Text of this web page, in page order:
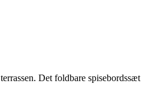
Det foldbare